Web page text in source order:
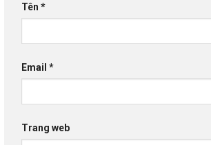
Tên *
Email *
Trang web